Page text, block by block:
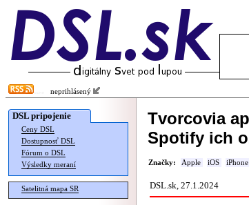
neprihlásený
DSL pripojenie
Ceny DSL
Dostupnosť DSL
Fórum o DSL
Výsledky meraní
Satelitná mapa SR
Tvorcovia
Spotify ich
Značky: Apple iOS iPhone
DSL.sk, 27.1.2024